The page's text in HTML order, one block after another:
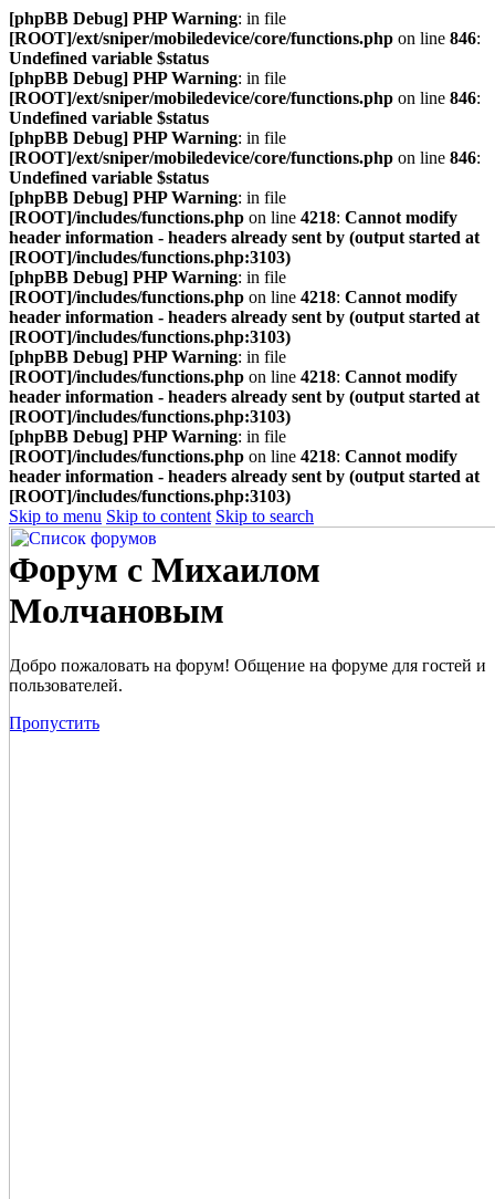
[phpBB Debug] PHP Warning: in file
[ROOT]/ext/sniper/mobiledevice/core/functions.php on line 846:
Undefined variable $status
[phpBB Debug] PHP Warning: in file
[ROOT]/ext/sniper/mobiledevice/core/functions.php on line 846:
Undefined variable $status
[phpBB Debug] PHP Warning: in file
[ROOT]/ext/sniper/mobiledevice/core/functions.php on line 846:
Undefined variable $status
[phpBB Debug] PHP Warning: in file
[ROOT]/includes/functions.php on line 4218: Cannot modify
header information - headers already sent by (output started at
[ROOT]/includes/functions.php:3103)
[phpBB Debug] PHP Warning: in file
[ROOT]/includes/functions.php on line 4218: Cannot modify
header information - headers already sent by (output started at
[ROOT]/includes/functions.php:3103)
[phpBB Debug] PHP Warning: in file
[ROOT]/includes/functions.php on line 4218: Cannot modify
header information - headers already sent by (output started at
[ROOT]/includes/functions.php:3103)
[phpBB Debug] PHP Warning: in file
[ROOT]/includes/functions.php on line 4218: Cannot modify
header information - headers already sent by (output started at
[ROOT]/includes/functions.php:3103)
Skip to menu Skip to content Skip to search
Форум с Михаилом
Молчановым
Добро пожаловать на форум! Общение на форуме для гостей и
пользователей.
Пропустить